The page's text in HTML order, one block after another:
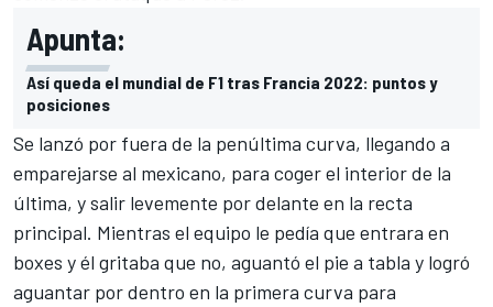
Apunta:
Así queda el mundial de F1 tras Francia 2022: puntos y
posiciones
Se lanzó por fuera de la penúltima curva, llegando a
emparejarse al mexicano, para coger el interior de la
última, y salir levemente por delante en la recta
principal. Mientras el equipo le pedía que entrara en
boxes y él gritaba que no, aguantó el pie a tabla y logró
aguantar por dentro en la primera curva para